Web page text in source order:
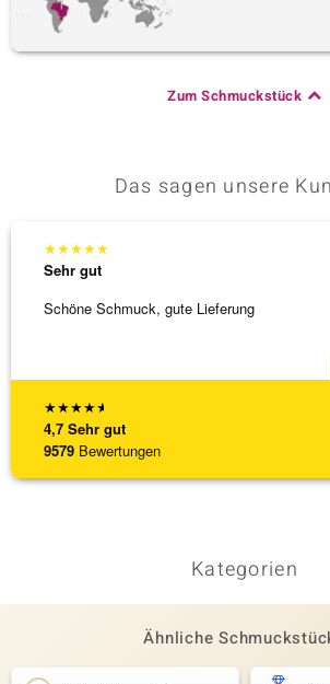
Zum Schmuckstück
Das sagen unsere
★★★★★
4,7 Sehr gut
9579 Bewertungen
★★★★★
Sehr gut
Schöne Schmuck, gute Lieferung
Kategorien
Ähnliche